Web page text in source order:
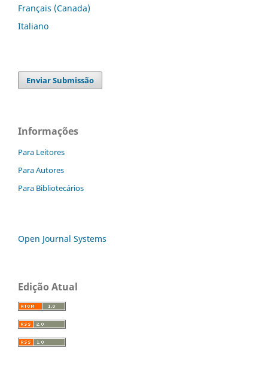
Français (Canada)
Italiano
Enviar Submissão
Informações
Para Leitores
Para Autores
Para Bibliotecários
Open Journal Systems
Edição Atual